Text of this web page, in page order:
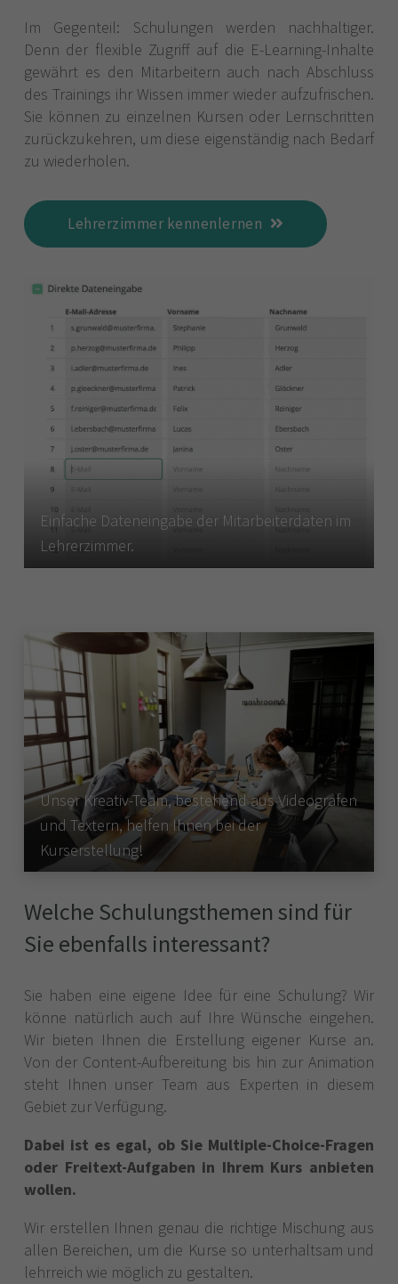
Im Gegenteil: Schulungen werden nachhaltiger.
Denn der flexible Zugriff auf die E-Learning-Inhalte
gewährt es den Mitarbeitern auch nach Abschluss
des Trainings ihr Wissen immer wieder aufzufrischen.
Sie können zu einzelnen Kursen oder Lernschritten
zurückzukehren, um diese eigenständig nach Bedarf
zu wiederholen.
Lehrerzimmer kennenlernen
Einfache Dateneingabe der Mitarbeiterdaten im
Lehrerzimmer.
Unser Kreativ-Team, bestehend aus Videografen
und Textern, helfen Ihnen bei der
Kurserstellung!
Welche Schulungsthemen sind für
Sie ebenfalls interessant?
Sie haben eine eigene Idee für eine Schulung? Wir
könne natürlich auch auf Ihre Wünsche eingehen.
Wir bieten Ihnen die Erstellung eigener Kurse an.
Von der Content-Aufbereitung bis hin zur Animation
steht Ihnen unser Team aus Experten in diesem
Gebiet zur Verfügung.
Dabei ist es egal, ob Sie Multiple-Choice-Fragen
oder Freitext-Aufgaben in Ihrem Kurs anbieten
wollen.
Wir erstellen Ihnen genau die richtige Mischung aus
allen Bereichen, um die Kurse so unterhaltsam und
lehrreich wie möglich zu gestalten.